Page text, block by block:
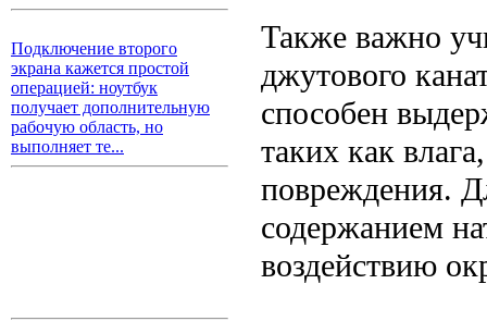
Подключение второго
экрана кажется простой
операцией: ноутбук
получает дополнительную
рабочую область, но
выполняет те...
Также важно
джутового
способен
таких как
повреждения.
содержанием
воздействию